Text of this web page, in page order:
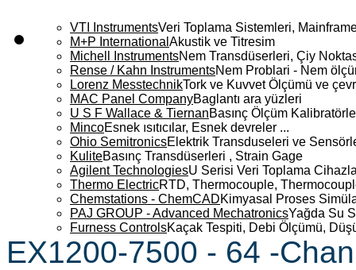
VTI InstrumentsVeri Toplama Sistemleri,
M+P International Akustik ve Titresim
Michell InstrumentsNem Transdüserleri, Çiy
Rense / Kahn InstrumentsNem Problari - Nem
Lorenz MesstechnikTork ve Kuvvet Ölçümü ve
MAC Panel CompanyBaglantı ara yüzleri
U S F Wallace & TiernanBasınç Ölçüm
MincoEsnek ısıtıcılar, Esnek devreler ...
Ohio SemitronicsElektrik Transduseleri ve
KuliteBasınç Transdüserleri , Strain Gage
Agilent TechnologiesU Serisi Veri Toplama
Thermo ElectricRTD, Thermocouple,
Chemstations - ChemCADKimyasal Proses
PAJ GROUP - Advanced MechatronicsYağda Su
Furness ControlsKaçak Tespiti, Debi Ölçümü,
EX1200-7500 - 64 -